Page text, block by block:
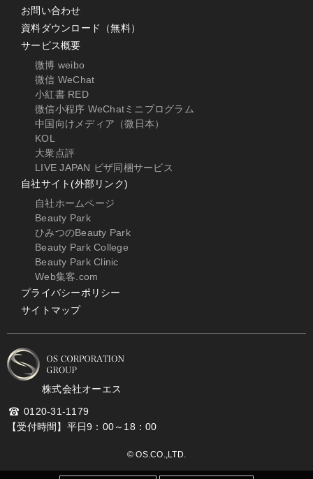
お問い合わせ
資料ダウンロード（無料）
サービス概要
微博 weibo
微信 WeChat
小紅書 RED
微信小程序 WeChatミニプログラム
中国向けメディア（微日本）
KOL
大衆点評
LIVE JAPAN ビザ同梱サービス
自社サイト(外部リンク)
自社ホームページ
Beauty Park
ひみつのBeauty Park
Beauty Park College
Beauty Park Clinic
Web集客.com
プライバシーポリシー
サイトマップ
株式会社オーエス
0120-31-1179
【受付時間】平日9：00～18：00
© OS.CO.,LTD.